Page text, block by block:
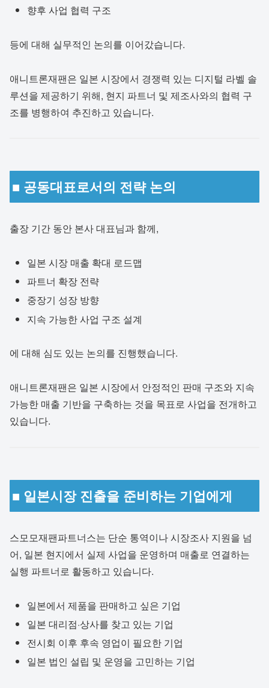
향후 사업 협력 구조
등에 대해 실무적인 논의를 이어갔습니다.
애니트론재팬은 일본 시장에서 경쟁력 있는 디지털 라벨 솔
루션을 제공하기 위해, 현지 파트너 및 제조사와의 협력 구
조를 병행하여 추진하고 있습니다.
■ 공동대표로서의 전략 논의
출장 기간 동안 본사 대표님과 함께,
일본 시장 매출 확대 로드맵
파트너 확장 전략
중장기 성장 방향
지속 가능한 사업 구조 설계
에 대해 심도 있는 논의를 진행했습니다.
애니트론재팬은 일본 시장에서 안정적인 판매 구조와 지속
가능한 매출 기반을 구축하는 것을 목표로 사업을 전개하고
있습니다.
■ 일본시장 진출을 준비하는 기업에게
스모모재팬파트너스는 단순 통역이나 시장조사 지원을 넘
어, 일본 현지에서 실제 사업을 운영하며 매출로 연결하는
실행 파트너로 활동하고 있습니다.
일본에서 제품을 판매하고 싶은 기업
일본 대리점·상사를 찾고 있는 기업
전시회 이후 후속 영업이 필요한 기업
일본 법인 설립 및 운영을 고민하는 기업